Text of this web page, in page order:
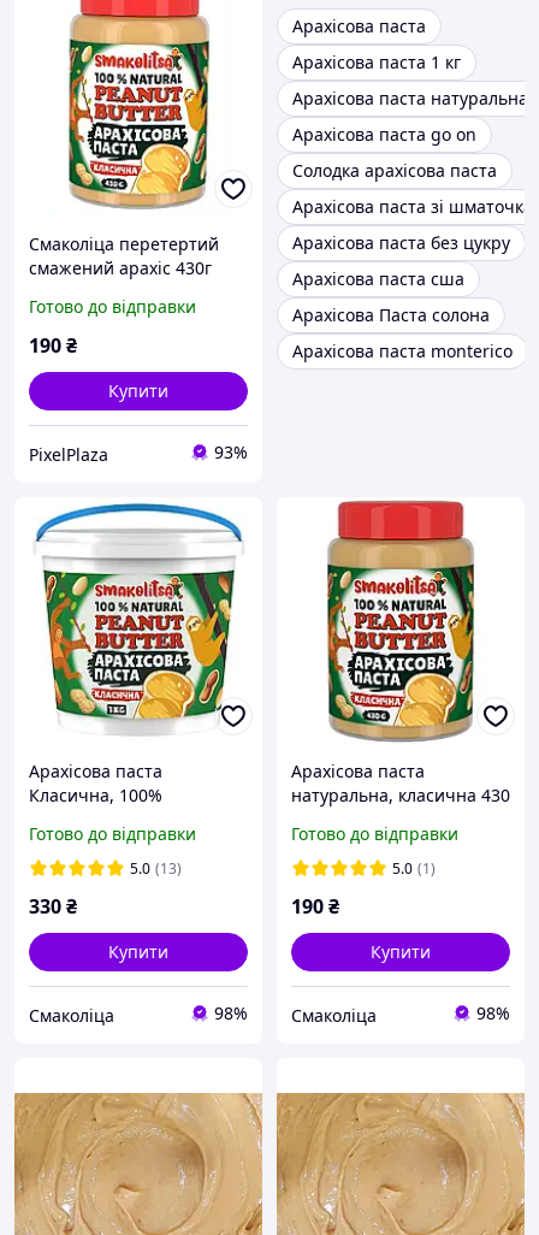
Смаколіца перетертий
смажений арахіс 430г
Готово до відправки
190₴
Купити
PixelPlaza 93%
Арахісова паста
Арахісова паста 1 кг
Арахісова паста натуральна
Арахісова паста go on
Солодка арахісова паста
Арахісова паста зі
Арахісова паста без цукру
Арахісова паста сша
Арахісова Паста солона
Арахісова паста monterico
Арахісова паста
Класична, 100%
Готово до відправки
5.0 (13)
330₴
Купити
Смаколіца 98%
Арахісова паста
натуральна, класична 430
Готово до відправки
5.0 (1)
190₴
Купити
Смаколіца 98%